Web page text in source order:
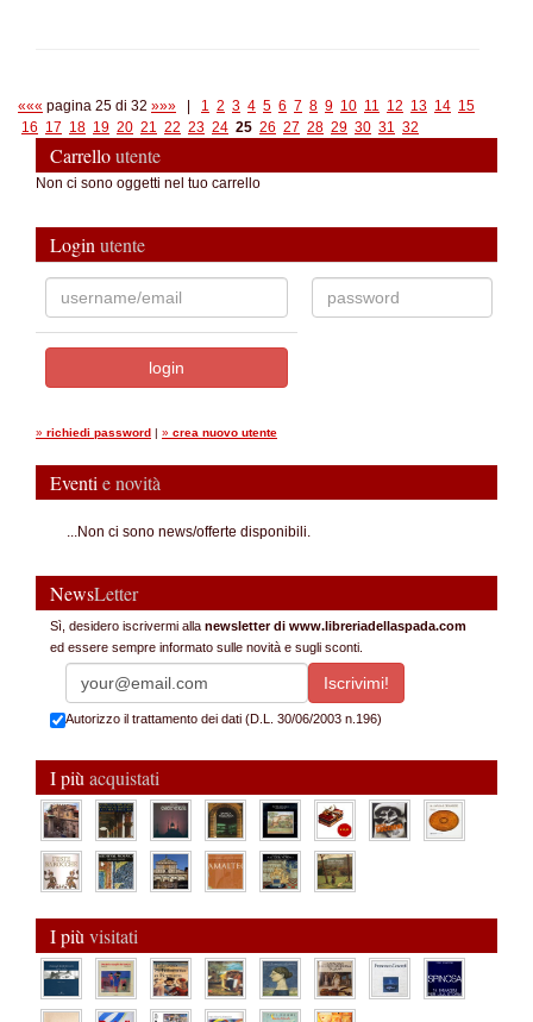
««« pagina 25 di 32 »»» 1 2 3 4 5 6 7 8 9 10 11 12 13 14 15
16 17 18 19 20 21 22 23 24 25 26 27 28 29 30 31 32
Carrelloutente
Non ci sono oggetti nel tuo carrello
Login utente
» richiedi password | » crea nuovo utente
Eventi e novità
...Non ci sono news/offerte disponibili.
NewsLetter
Sì, desidero iscrivermi alla newsletter di www.libreriadellaspada.com
ed essere sempre informato sulle novità e sugli sconti.
Autorizzo il trattamento dei dati (D.L. 30/06/2003 n.196)
I più acquistati
I più visitati